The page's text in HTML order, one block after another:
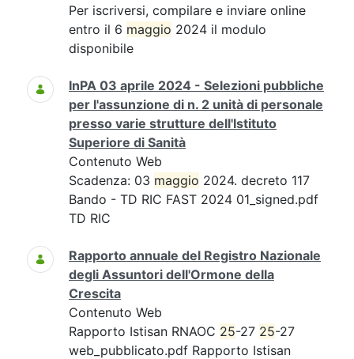
Per iscriversi, compilare e inviare online
entro il 6 maggio 2024 il modulo
disponibile
InPA 03 aprile 2024 - Selezioni pubbliche
per l'assunzione di n. 2 unità di personale
presso varie strutture dell'Istituto
Superiore di Sanità
Contenuto Web
Scadenza: 03 maggio 2024. decreto 117
Bando - TD RIC FAST 2024 01_signed.pdf
TD RIC
Rapporto annuale del Registro Nazionale
degli Assuntori dell'Ormone della
Crescita
Contenuto Web
Rapporto Istisan RNAOC 25-27 25-27
web_pubblicato.pdf Rapporto Istisan